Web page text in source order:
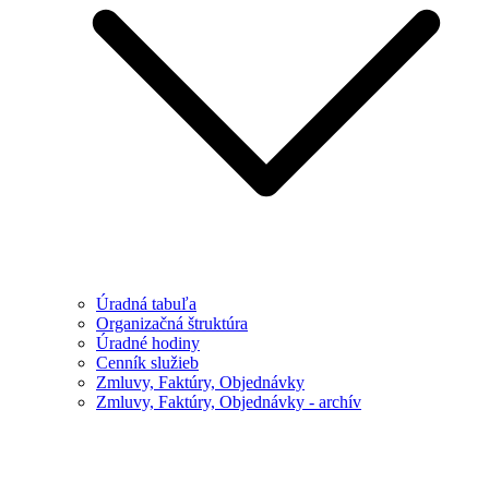
Úradná tabuľa
Organizačná štruktúra
Úradné hodiny
Cenník služieb
Zmluvy, Faktúry, Objednávky
Zmluvy, Faktúry, Objednávky - archív